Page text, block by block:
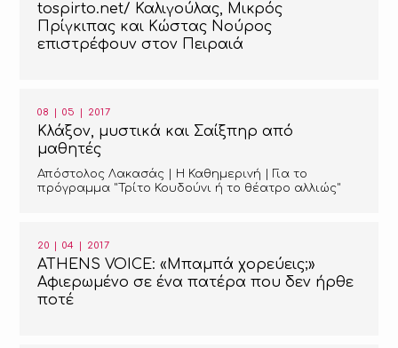
tospirto.net/ Καλιγούλας, Μικρός
Πρίγκιπας και Κώστας Νούρος
επιστρέφουν στον Πειραιά
08 | 05 | 2017
Κλάξον, μυστικά και Σαίξπηρ από
μαθητές
Απόστολος Λακασάς | Η Καθημερινή | Για το
πρόγραμμα "Τρίτο Κουδούνι ή το θέατρο αλλιώς"
20 | 04 | 2017
ATHENS VOICE: «Μπαμπά χορεύεις;»
Αφιερωμένο σε ένα πατέρα που δεν ήρθε
ποτέ